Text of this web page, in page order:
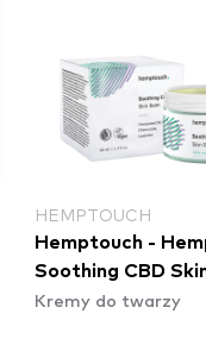
HEMPTOUCH
Hemptouch -
Soothing CBD
Kremy do twarzy